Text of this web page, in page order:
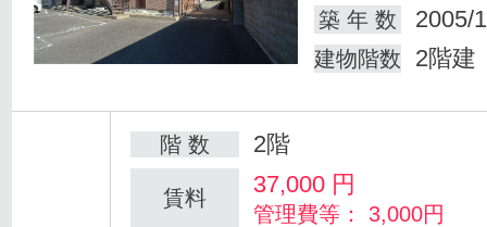
築 年 数
2005/
建物階数 2階建
階 数 2階
賃料 37,000 円
管理費等： 3,000円